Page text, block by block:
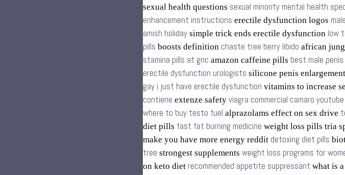
sexual health questions sexual minority mental health
enhancement instructions erectile dysfunction logos
amish holiday simple trick ends erectile dysfunction low
pills boosts definition chaste tree berry libido african
stamina pills at gnc amazon caffeine pills best male
erectile dysfunction urologists silicone penis
gay i just have erectile dysfunction vitamins to increase
contiene extenze safety viagra commercial camaro youtube
where to buy testo fuel alprazolams effect on sex drive
diet pills fast fat burning medicine weight loss pills tria
make you have more energy reddit detoxing diet pills
tree strongest supplements weight loss programs for
on keto diet recommended appetite suppressant what is